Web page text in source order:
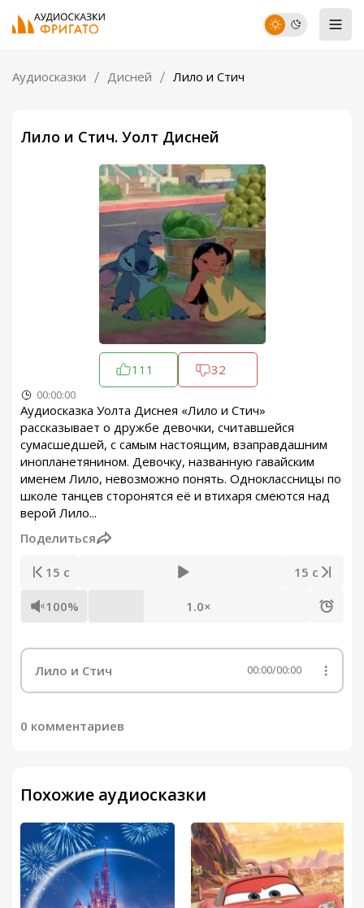
Аудиосказки Дисней Лило и Стич
Лило и Стич. Уолт Дисней
111 32
00:00:00
Аудиосказка Уолта Диснея «Лило и Стич»
рассказывает о дружбе девочки, считавшейся
сумасшедшей, с самым настоящим, взаправдашним
инопланетянином. Девочку, названную гавайским
именем Лило, невозможно понять. Одноклассницы по
школе танцев сторонятся её и втихаря смеются над
верой Лило...
Поделиться
15 с 15 с
100% 1.0×
Лило и Стич 00:00/00:00
0 комментариев
Похожие аудиосказки